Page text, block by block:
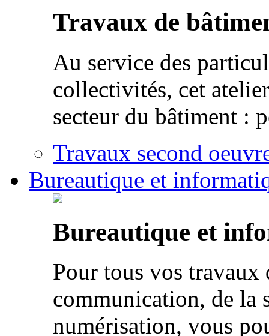
Travaux de
Au service des
collectivités, cet
secteur du bâtiment :
Travaux second
Bureautique et
Bureautique et
Pour tous vos travaux
communication, de la
numérisation, vous